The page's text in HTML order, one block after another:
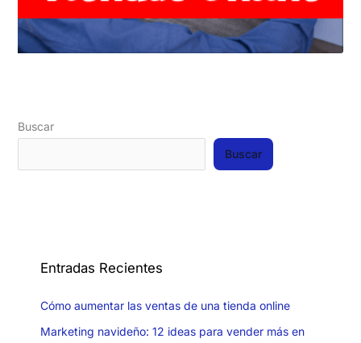
Buscar
Buscar
Entradas Recientes
Cómo aumentar las ventas de una tienda online
Marketing navideño: 12 ideas para vender más en